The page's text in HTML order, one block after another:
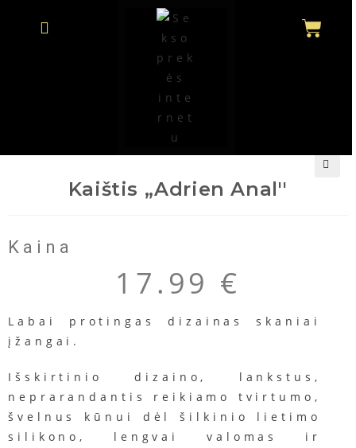
Kaištis „Adrien Anal''
Kaina
17.99 €
Labai protingas dizainas skaniai
įžangai.
Išskirtinio dizaino, lankstus,
neprarandantis reikiamo tvirtumo,
švelnus kūnui dėl šilkinio lietimo
silikono, lengvai valomas ir